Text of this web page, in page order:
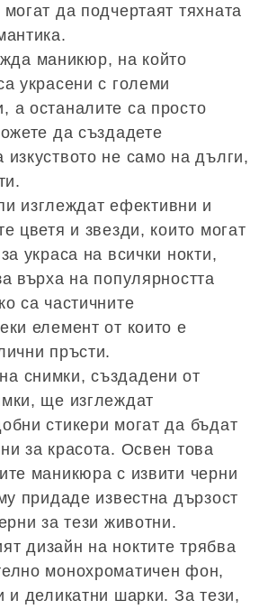
да подчертаят тяхната
маникюр, на който
украсени с големи
а останалите са просто
да създадете
изкуството не само на дълги,
изглеждат ефективни и
цветя и звезди, които могат
украса на всички нокти,
върха на популярността
са частичните
елемент от които е
пръсти.
снимки, създадени от
ще изглеждат
стикери могат да бъдат
за красота. Освен това
маникюра с извити черни
придаде известна дързост
за тези животни.
дизайн на ноктите трябва
монохроматичен фон,
и деликатни шарки. За тези,